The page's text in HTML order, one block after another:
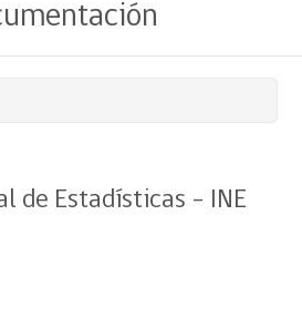
de Estadísticas – INE